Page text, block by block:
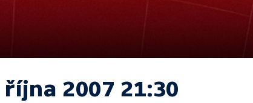
října 2007 21:30